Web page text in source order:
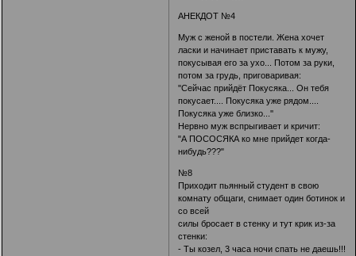
АНЕКДОТ №4
Муж с женой в пoстели. Жена хочет
ласки и начинает приставать к мужу,
покусывая его за ухо... Потом за руки,
потом за грудь, приговаривая:
''Сейчас прийдёт Покусяка... Он тебя
пoкусает.... Покусяка уже рядом....
Покусяка уже близко...''
Нервно муж вспрыгивает и кричит:
"А ПОСОСЯКА ко мне прийдет когда-
нибудь???"
№8
Приходит пьянный студент в свою
комнату общаги, снимает один ботинок и
со всей
силы бросает в стенку и тут крик из-за
стенки:
- Ты козел, 3 часа ночи спать не даешь!!!